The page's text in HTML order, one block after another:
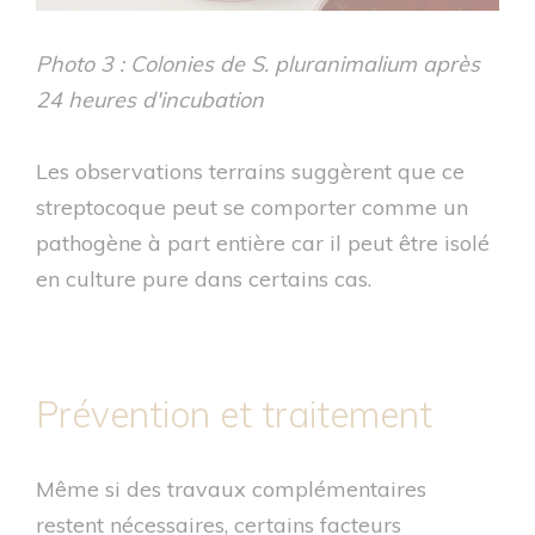
Photo 3 : Colonies de S. pluranimalium après
24 heures d'incubation
Les observations terrains suggèrent que ce
streptocoque peut se comporter comme un
pathogène à part entière car il peut être isolé
en culture pure dans certains cas.
Prévention et traitement
Même si des travaux complémentaires
restent nécessaires, certains facteurs